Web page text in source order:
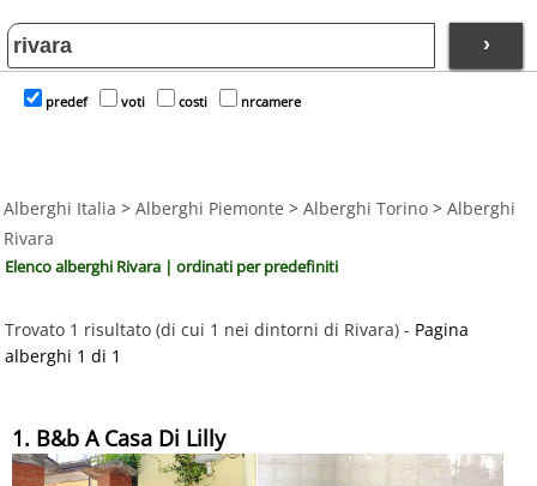
›
predef voti costi nrcamere
Alberghi Italia > Alberghi Piemonte > Alberghi Torino > Alberghi
Rivara
Elenco alberghi Rivara | ordinati per predefiniti
Trovato 1 risultato (di cui 1 nei dintorni di Rivara) - Pagina
alberghi 1 di 1
1. B&b A Casa Di Lilly